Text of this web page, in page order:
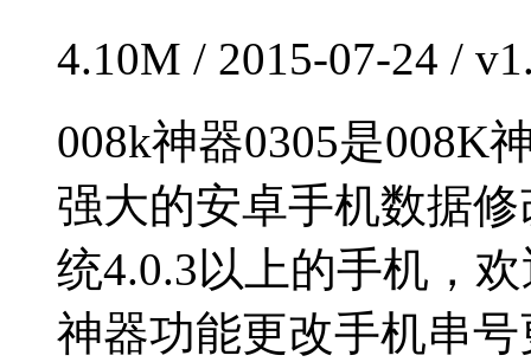
4.10M / 2015-07-24 /
008k神器0305是008K
强大的安卓手机数据
统4.0.3以上的手机，
神器功能更改手机串